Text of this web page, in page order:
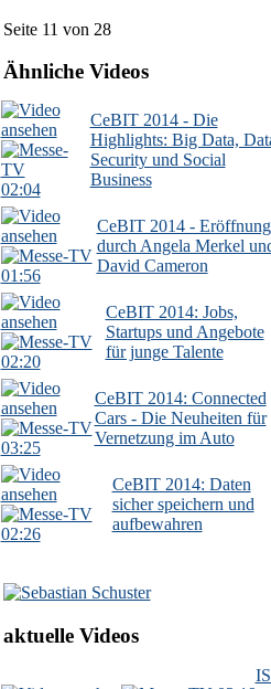
Seite 11 von 28
Ähnliche Videos
02:04
CeBIT 2014 - Die
Highlights: Big Data,
Security und Social
Business
01:56
CeBIT 2014 - Eröffnung
durch Angela Merkel
David Cameron
02:20
CeBIT 2014: Jobs,
Startups und Angebote
für junge Talente
03:25
CeBIT 2014: Connected
Cars - Die Neuheiten für
Vernetzung im Auto
02:26
CeBIT 2014: Daten
sicher speichern und
aufbewahren
aktuelle Videos